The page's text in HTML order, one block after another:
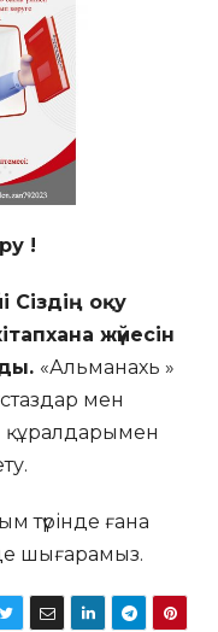
!
Сіздің оқу
жүйесін
«Альманахь »
мен
құралдарымен
түрінде ғана
шығарамыз.